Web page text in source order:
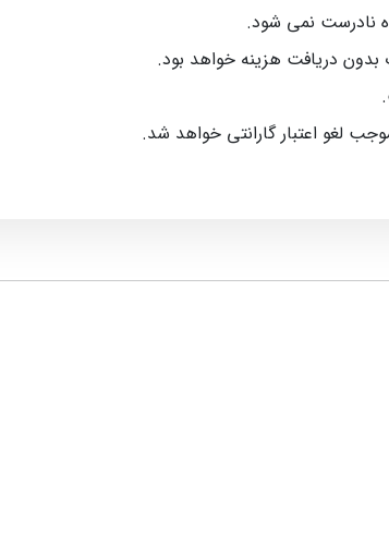
نادرست نمی‌ شود.
دریافت هزینه خواهد بود.
لغو اعتبار گارانتی خواهد شد.